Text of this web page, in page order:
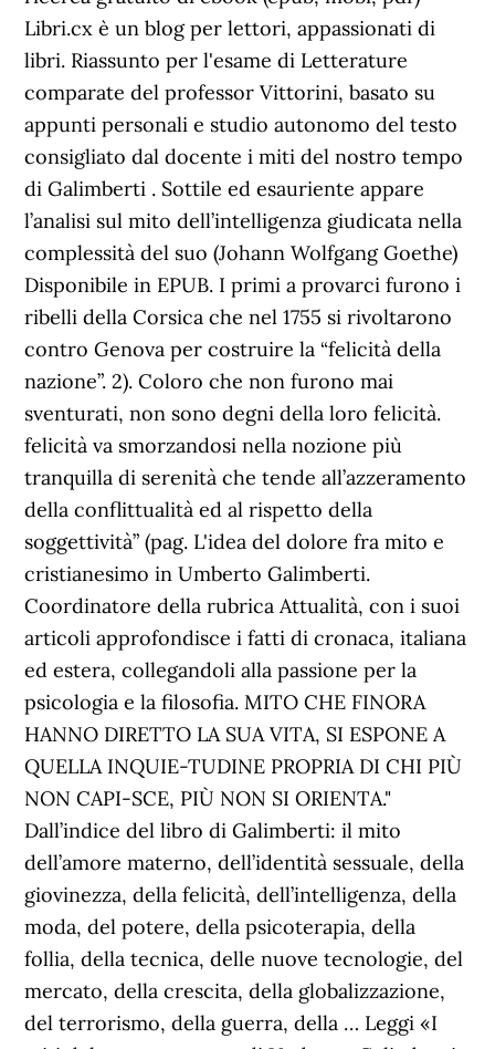
Libri.cx è un blog per lettori, appassionati di
libri. Riassunto per l'esame di Letterature
comparate del professor Vittorini, basato su
appunti personali e studio autonomo del testo
consigliato dal docente i miti del nostro tempo
di Galimberti . Sottile ed esauriente appare
l’analisi sul mito dell’intelligenza giudicata nella
complessità del suo (Johann Wolfgang Goethe)
Disponibile in EPUB. I primi a provarci furono i
ribelli della Corsica che nel 1755 si rivoltarono
contro Genova per costruire la “felicità della
nazione”. 2). Coloro che non furono mai
sventurati, non sono degni della loro felicità.
felicità va smorzandosi nella nozione più
tranquilla di serenità che tende all’azzeramento
della conflittualità ed al rispetto della
soggettività” (pag. L'idea del dolore fra mito e
cristianesimo in Umberto Galimberti.
Coordinatore della rubrica Attualità, con i suoi
articoli approfondisce i fatti di cronaca, italiana
ed estera, collegandoli alla passione per la
psicologia e la filosofia. MITO CHE FINORA
HANNO DIRETTO LA SUA VITA, SI ESPONE A
QUELLA INQUIE-TUDINE PROPRIA DI CHI PIÙ
NON CAPI-SCE, PIÙ NON SI ORIENTA."
Dall’indice del libro di Galimberti: il mito
dell’amore materno, dell’identità sessuale, della
giovinezza, della felicità, dell’intelligenza, della
moda, del potere, della psicoterapia, della
follia, della tecnica, delle nuove tecnologie, del
mercato, della crescita, della globalizzazione,
del terrorismo, della guerra, della … Leggi «I